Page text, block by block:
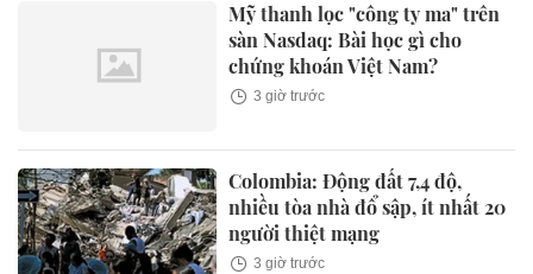
Mỹ thanh lọc "công ty ma" trên
sàn Nasdaq: Bài học gì cho
chứng khoán Việt Nam?
3 giờ trước
Colombia: Động đất 7,4 độ,
nhiều tòa nhà đổ sập, ít nhất 20
người thiệt mạng
3 giờ trước